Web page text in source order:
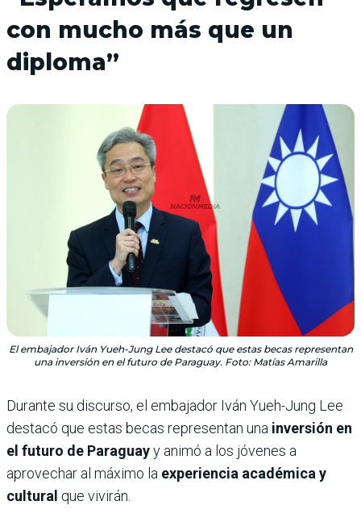
con mucho más que un
diploma”
El embajador Iván Yueh-Jung Lee destacó que estas becas representan
una inversión en el futuro de Paraguay. Foto: Matías Amarilla
Durante su discurso, el embajador Iván Yueh-Jung Lee
destacó que estas becas representan una inversión en
el futuro de Paraguayy animó a los jóvenes a
aprovechar al máximo la experiencia académica y
cultural que vivirán.